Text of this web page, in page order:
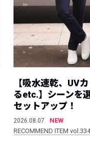
【吸水速乾、UV
るetc.】シーンを
セットアップ！
2026.08.07
NEW
RECOMMEND ITEM vol.334